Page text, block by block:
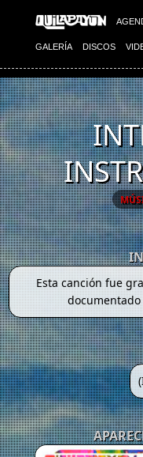
GALERÍA DISCOS
Esta canción fue
documentado